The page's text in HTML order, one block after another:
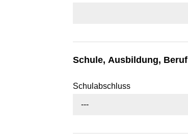
Schule, Ausbildung, Beruf
Schulabschluss
---